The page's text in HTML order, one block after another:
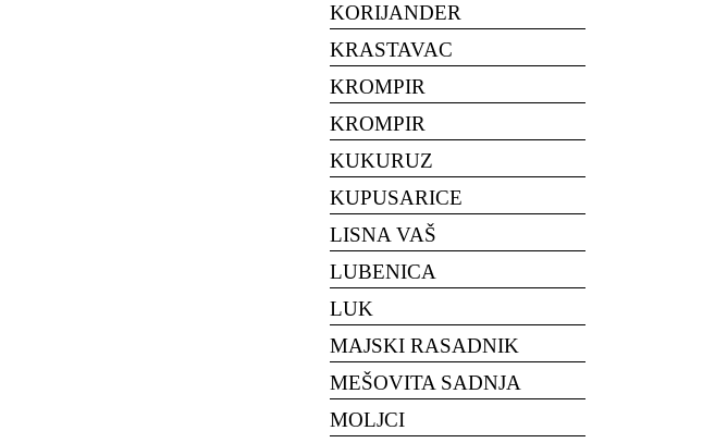
KORIJANDER
KRASTAVAC
KROMPIR
KROMPIR
KUKURUZ
KUPUSARICE
LISNA VAŠ
LUBENICA
LUK
MAJSKI RASADNIK
MEŠOVITA SADNJA
MOLJCI